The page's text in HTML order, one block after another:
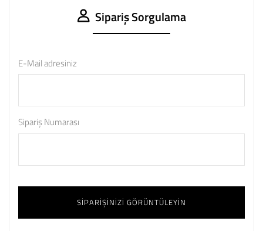
Sipariş Sorgulama
E-Mail adresiniz
Sipariş Numarası